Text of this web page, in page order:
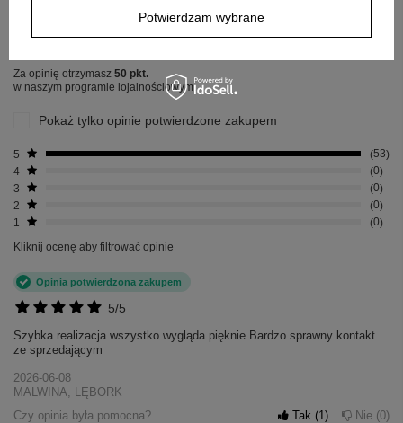
Napisz swoją opinię
Za opinię otrzymasz 50 pkt.
w naszym programie lojalnościowym.
Pokaż tylko opinie potwierdzone zakupem
5
53
4
0
3
0
2
0
1
0
Kliknij ocenę aby filtrować opinie
5/5
Opinia potwierdzona zakupem
Szybka realizacja wszystko wygląda pięknie Bardzo sprawny kontakt
ze sprzedającym
2026-06-08
MALWINA, LĘBORK
Czy opinia była pomocna?
Tak 1 Nie 0
Potwierdzam wybrane